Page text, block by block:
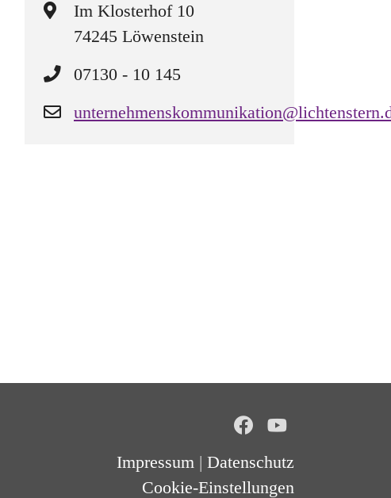
Im Klosterhof 10
74245 Löwenstein
07130 - 10 145
Impressum | Datenschutz
Cookie-Einstellungen